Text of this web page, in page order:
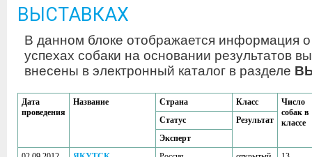
ВЫСТАВКАХ
В данном блоке отображается информация
успехах собаки на основании результатов
внесены в электронный каталог в разделе
Дата
проведения
Название Страна Класс
Число
собак в
классе
Статус
Результат
Эксперт